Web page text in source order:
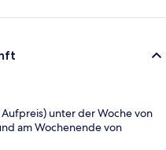
unter der Woche von
am Wochenende von